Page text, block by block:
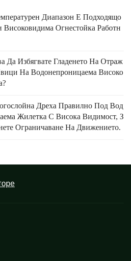
Диапазон Е Подходящо
Огнестойка Работн
Да Избягвате Гладенето На Отраж
На Водонепроницаема Високо
Дреха Правилно Под Вод
Жилетка С Висока Видимост, З
Ограничаване На Движението.